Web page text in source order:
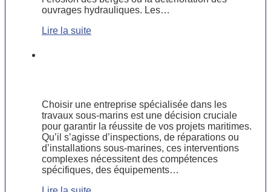
ouvrages hydrauliques. Les…
Lire la suite
Choisir une entreprise spécialisée dans les
travaux sous-marins est une décision cruciale
pour garantir la réussite de vos projets maritimes.
Qu’il s’agisse d’inspections, de réparations ou
d’installations sous-marines, ces interventions
complexes nécessitent des compétences
spécifiques, des équipements…